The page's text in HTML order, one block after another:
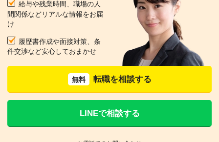
給与や残業時間、職場の人
間関係などリアルな情報をお届
け
履歴書作成や面接対策、条
件交渉など安心しておまかせ
無料 転職を相談する
LINEで相談する